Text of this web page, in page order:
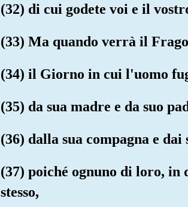
(32) di cui godete voi e il
(33) Ma quando verrà il
(34) il Giorno in cui l'uomo
(35) da sua madre e da suo
(36) dalla sua compagna e
(37) poiché ognuno di loro, in
stesso,